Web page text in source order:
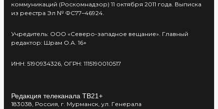
коммуникаций (Роскомнадзор) 11 октября 2011 года. Выписка
из реестра Эл № ФС77–46924.
Учредитель: ООО «Северо-западное вещание». Главный
редактор: Шрам О.А. 16+
ИНН: 5190934326, ОГРН: 1115190010517
Редакция телеканала ТВ21+
183038, Россия, г. Мурманск, ул. Генерала